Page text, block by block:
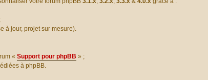
;
à jour, projet sur mesure).
« Support pour phpBB » ;
à phpBB.